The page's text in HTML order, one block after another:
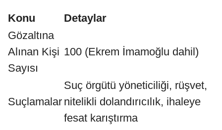
Konu
Detaylar
Gözaltına
Alınan Kişi
Sayısı
100 (Ekrem İmamoğlu dahil)
Suçlamalar
Suç örgütü yöneticiliği, rüşvet,
nitelikli dolandırıcılık, ihaleye
fesat karıştırma